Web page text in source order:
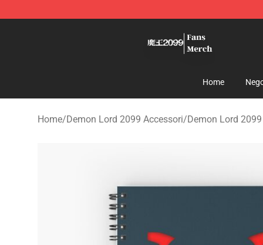
Home
Home/Demon Lord 2099 Accessori/Demon Lord